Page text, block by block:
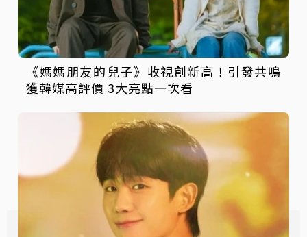
《媽媽朋友的兒子》收視創新高！引發共鳴
獲韓媒高評價 3大亮點一次看